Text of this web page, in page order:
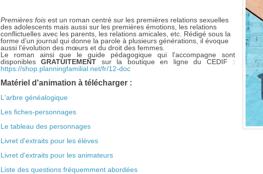
Premières foisest un roman centré sur les premières relations sexuelles
des adolescents mais aussi sur les premières émotions, les relations
conflictuelles avec les parents, les relations amicales, etc. Rédigé sous la
forme d’un journal qui donne la parole à plusieurs générations, il évoque
aussi l’évolution des mœurs et du droit des femmes.
Le roman ainsi que le guide pédagogique qui l'accompagne sont
disponiblesGRATUITEMENT sur la boutique en ligne du CEDIF :
https://shop.planningfamilial.net/fr/12-doc
Matériel d'animation à télécharger :
L'arbre généalogique
Les fiches-personnages
Le tableau des personnages
Livret d'extraits pour les élèves
Livret d'extraits pour les animateurs
Liste des questions fréquemment abordées